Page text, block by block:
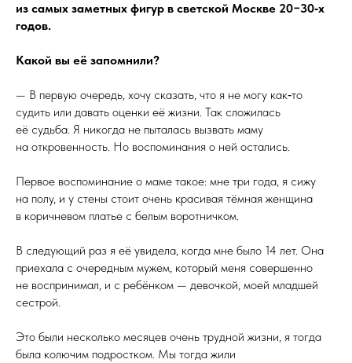
из самых заметных фигур в светской Москве 20−30‑х
годов.
Какой вы её запомнили?
— В первую очередь, хочу сказать, что я не могу как‑то
судить или давать оценки её жизни. Так сложилась
её судьба. Я никогда не пыталась вызвать маму
на откровенность. Но воспоминания о ней остались.
Первое воспоминание о маме такое: мне три года, я сижу
на полу, и у стены стоит очень красивая тёмная женщина
в коричневом платье с белым воротничком.
В следующий раз я её увидела, когда мне было 14 лет. Она
приехала с очередным мужем, который меня совершенно
не воспринимал, и с ребёнком — девочкой, моей младшей
сестрой.
Это были несколько месяцев очень трудной жизни, я тогда
была колючим подростком. Мы тогда жили